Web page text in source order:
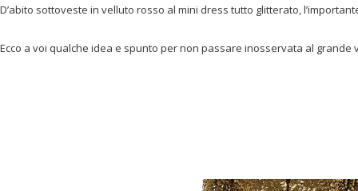
D’abito sottoveste in velluto rosso al mini dress tutto glitterato,
Ecco a voi qualche idea e spunto per non passare inosservata al grande